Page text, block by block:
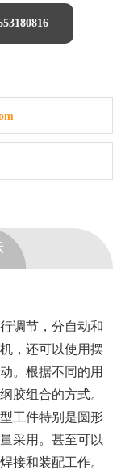
调节，分自动和
，还可以使用摆
。根据不同的用
胶组合的方式。
工件特别是圆形
采用。甚至可以
接和装配工作。